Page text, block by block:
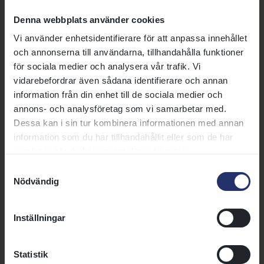
Denna webbplats använder cookies
Vi använder enhetsidentifierare för att anpassa innehållet
och annonserna till användarna, tillhandahålla funktioner
för sociala medier och analysera vår trafik. Vi
vidarebefordrar även sådana identifierare och annan
information från din enhet till de sociala medier och
annons- och analysföretag som vi samarbetar med.
Dessa kan i sin tur kombinera informationen med annan
information som du har tillhandahållit eller som de har
Nödvändig
Inställningar
Statistik
Jägersro. I England arrangeras
Glorious Goodwood. Fredrik
Reuterskiöld har anmält
toppsprintern Lamborghini BF
till en Grupp 2-löpning.
Annons: Välstammad hingst för avel
El Guanche, högklassig sprinter
med avelspotential
fullblod/hästpolo.
Banrekordhållare över 1 200
meter på Jägersro. Säljes p.g.a
ålder och skada.
Läs mer
Jacob Kvisla säkrade guldet i Ole
Jacob Kvisla vann visserligen
Championship på Jägersro på